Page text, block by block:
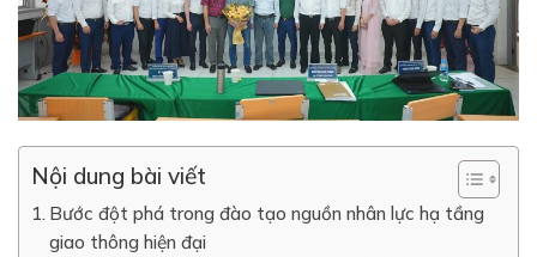
Nội dung bài viết
Bước đột phá trong đào tạo nguồn nhân lực hạ tầng
giao thông hiện đại